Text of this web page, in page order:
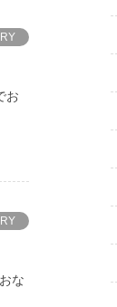
お
な